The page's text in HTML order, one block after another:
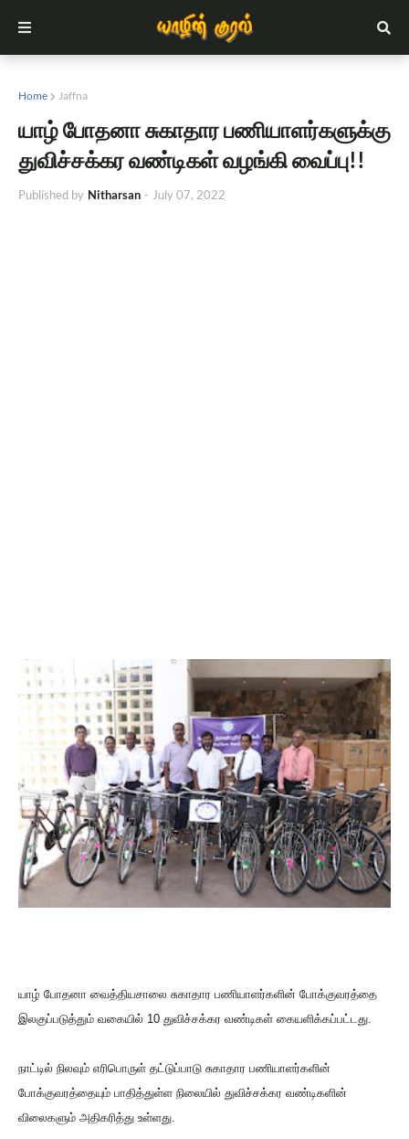
Home Jaffna
யாழ் போதனா சுகாதார பணியாளர்களுக்கு
துவிச்சக்கர வண்டிகள் வழங்கி வைப்பு!!
Published by Nitharsan - July 07, 2022
யாழ் போதனா வைத்தியசாலை சுகாதார பணியாளர்களின் போக்குவரத்தை
இலகுப்படுத்தும் வகையில் 10 துவிச்சக்கர வண்டிகள் கையளிக்கப்பட்டது.
நாட்டில் நிலவும் எரிபொருள் தட்டுப்பாடு சுகாதார பணியாளர்களின்
போக்குவரத்தையும் பாதித்துள்ள நிலையில் துவிச்சக்கர வண்டிகளின்
விலைகளும் அதிகரித்து உள்ளது.